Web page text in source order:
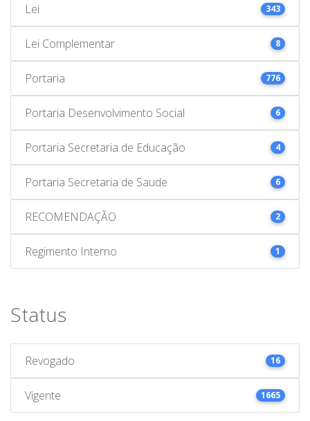
Lei 343
Lei Complementar 8
Portaria 776
Portaria Desenvolvimento Social 6
Portaria Secretaria de Educação 4
Portaria Secretaria de Saude 6
RECOMENDAÇÃO 2
Regimento Interno 1
Status
Revogado 16
Vigente 1665